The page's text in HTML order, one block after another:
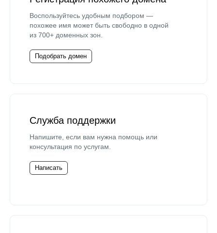
Воспользуйтесь удобным подбором —
похожее имя может быть свободно в одной
из 700+ доменных зон.
Подобрать домен
Служба поддержки
Напишите, если вам нужна помощь или
консультация по услугам.
Написать